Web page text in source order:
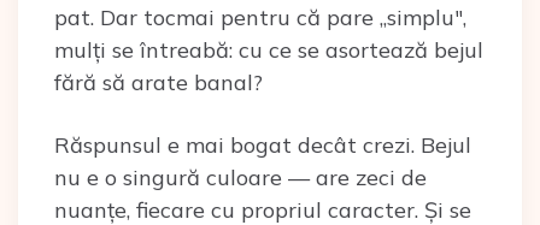
pat. Dar tocmai pentru că pare „simplu",
mulți se întreabă: cu ce se asortează bejul
fără să arate banal?
Răspunsul e mai bogat decât crezi. Bejul
nu e o singură culoare — are zeci de
nuanțe, fiecare cu propriul caracter. Și se